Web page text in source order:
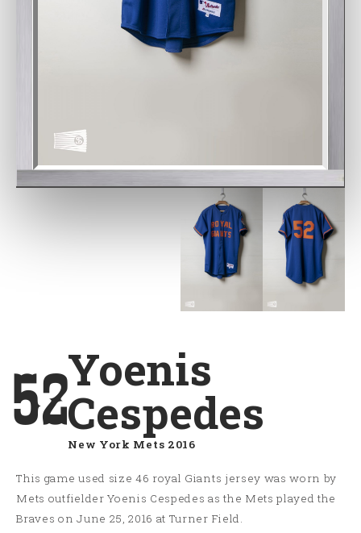
52Yoenis
Cespedes
New York Mets 2016
This game used size 46 royal Giants jersey was worn by
Mets outfielder Yoenis Cespedes as the Mets played the
Braves on June 25, 2016 at Turner Field.